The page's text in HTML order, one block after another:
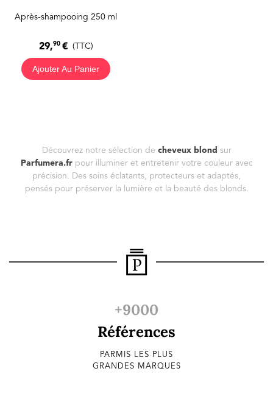
Après-shampooing 250 ml
29,90 € (TTC)
Ajouter Au Panier
Découvrez notre sélection de cheveux blond sur
Parfumera.frpour illuminer et entretenir votre couleur avec
précision. Des soins éclatants, protecteurs et adaptés,
pensés pour préserver la lumière et la beauté des blonds.
+9000
Références
PARMIS LES PLUS
GRANDES MARQUES